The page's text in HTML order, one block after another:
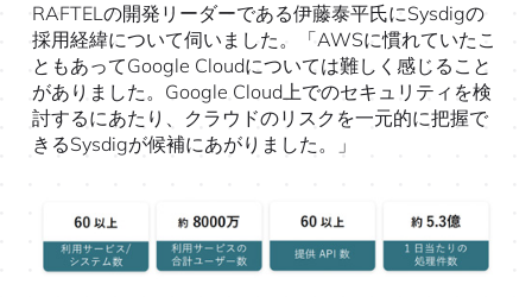
RAFTELの開発リーダーである伊藤泰平氏にSysdigの
採用経緯について伺いました。「AWSに慣れていたこ
ともあってGoogle Cloudについては難しく感じること
がありました。Google Cloud上でのセキュリティを検
討するにあたり、クラウドのリスクを一元的に把握で
きるSysdigが候補にあがりました。」